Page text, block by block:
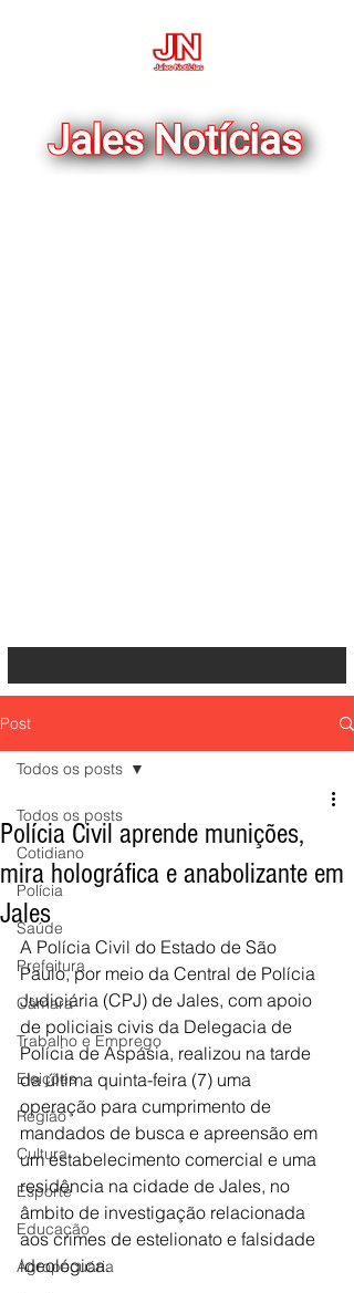
Post
Todos os posts
Cotidiano
Polícia
Saúde
Prefeitura
Câmara
Trabalho e Emprego
Eleições
Região
Cultura
Esporte
Educação
Agropecuária
Todos os posts
Polícia Civil aprende munições,
mira holográfica e anabolizante em
Jales
A Polícia Civil do Estado de São
Paulo, por meio da Central de Polícia
Judiciária (CPJ) de Jales, com apoio
de policiais civis da Delegacia de
Polícia de Aspásia, realizou na tarde
da última quinta-feira (7) uma
operação para cumprimento de
mandados de busca e apreensão em
um estabelecimento comercial e uma
residência na cidade de Jales, no
âmbito de investigação relacionada
aos crimes de estelionato e falsidade
ideológica.